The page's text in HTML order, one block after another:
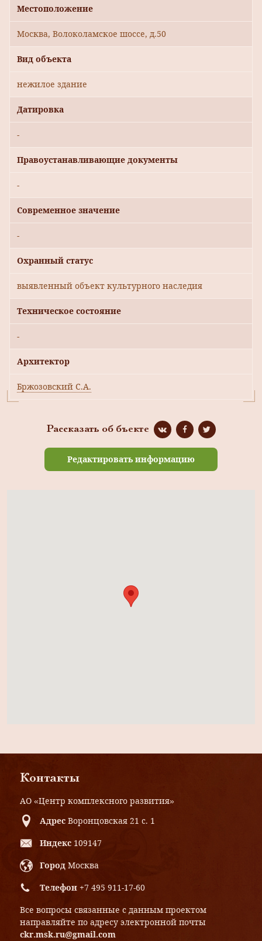
Местоположение
Москва, Волоколамское шоссе, д.50
Вид объекта
нежилое здание
Датировка
-
Правоустанавливающие документы
-
Современное значение
-
Охранный статус
выявленный объект культурного наследия
Техническое состояние
-
Архитектор
Бржозовский С.А.
Рассказать об бъекте
Редактировать информацию
Контакты
АО «Центр комплексного развития»
Адрес Воронцовская 21 с. 1
Индекс 109147
Город Москва
Телефон +7 495 911-17-60
Все вопросы связанные с данным проектом
направляйте по адресу электронной почты
ckr.msk.ru@gmail.com